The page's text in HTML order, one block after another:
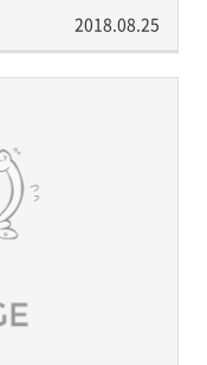
2018.08.25